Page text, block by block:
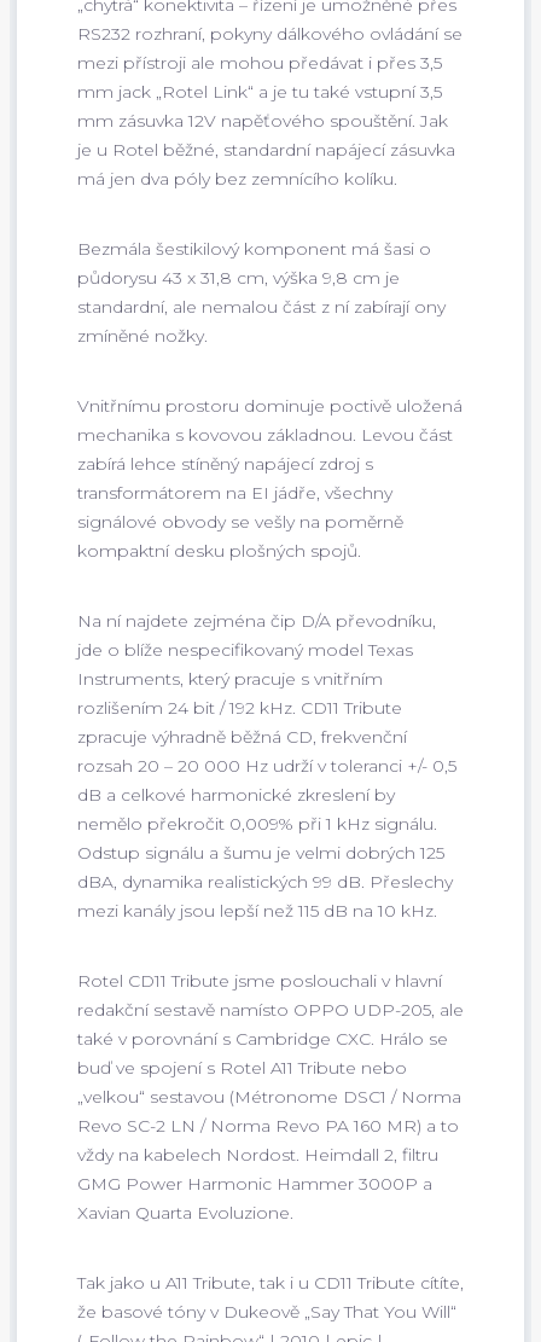
„chytrá“ konektivita – řízení je umožněné přes
RS232 rozhraní, pokyny dálkového ovládání se
mezi přístroji ale mohou předávat i přes 3,5
mm jack „Rotel Link“ a je tu také vstupní 3,5
mm zásuvka 12V napěťového spouštění. Jak
je u Rotel běžné, standardní napájecí zásuvka
má jen dva póly bez zemnícího kolíku.
Bezmála šestikilový komponent má šasi o
půdorysu 43 x 31,8 cm, výška 9,8 cm je
standardní, ale nemalou část z ní zabírají ony
zmíněné nožky.
Vnitřnímu prostoru dominuje poctivě uložená
mechanika s kovovou základnou. Levou část
zabírá lehce stíněný napájecí zdroj s
transformátorem na EI jádře, všechny
signálové obvody se vešly na poměrně
kompaktní desku plošných spojů.
Na ní najdete zejména čip D/A převodníku,
jde o blíže nespecifikovaný model Texas
Instruments, který pracuje s vnitřním
rozlišením 24 bit / 192 kHz. CD11 Tribute
zpracuje výhradně běžná CD, frekvenční
rozsah 20 – 20 000 Hz udrží v toleranci +/- 0,5
dB a celkové harmonické zkreslení by
nemělo překročit 0,009% při 1 kHz signálu.
Odstup signálu a šumu je velmi dobrých 125
dBA, dynamika realistických 99 dB. Přeslechy
mezi kanály jsou lepší než 115 dB na 10 kHz.
Rotel CD11 Tribute jsme poslouchali v hlavní
redakční sestavě namísto OPPO UDP-205, ale
také v porovnání s Cambridge CXC. Hrálo se
buď ve spojení s Rotel A11 Tribute nebo
„velkou“ sestavou (Métronome DSC1 / Norma
Revo SC-2 LN / Norma Revo PA 160 MR) a to
vždy na kabelech Nordost. Heimdall 2, filtru
GMG Power Harmonic Hammer 3000P a
Xavian Quarta Evoluzione.
Tak jako u A11 Tribute, tak i u CD11 Tribute cítíte,
že basové tóny v Dukeově „Say That You Will“